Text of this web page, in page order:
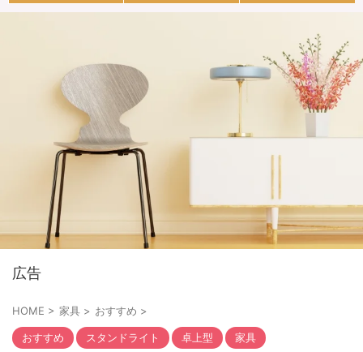
広告
HOME > 家具 > おすすめ >
おすすめ スタンドライト 卓上型 家具